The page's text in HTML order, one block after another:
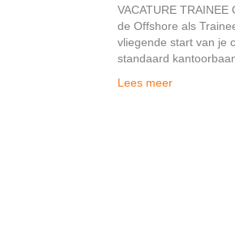
VACATURE TRAINEE
de Offshore als
vliegende start van je
standaard
Lees meer